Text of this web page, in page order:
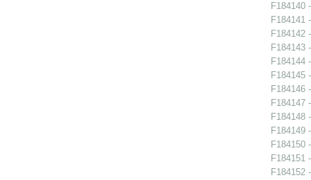
F184140
F184141
F184142
F184143
F184144
F184145
F184146
F184147
F184148
F184149
F184150
F184151
F184152